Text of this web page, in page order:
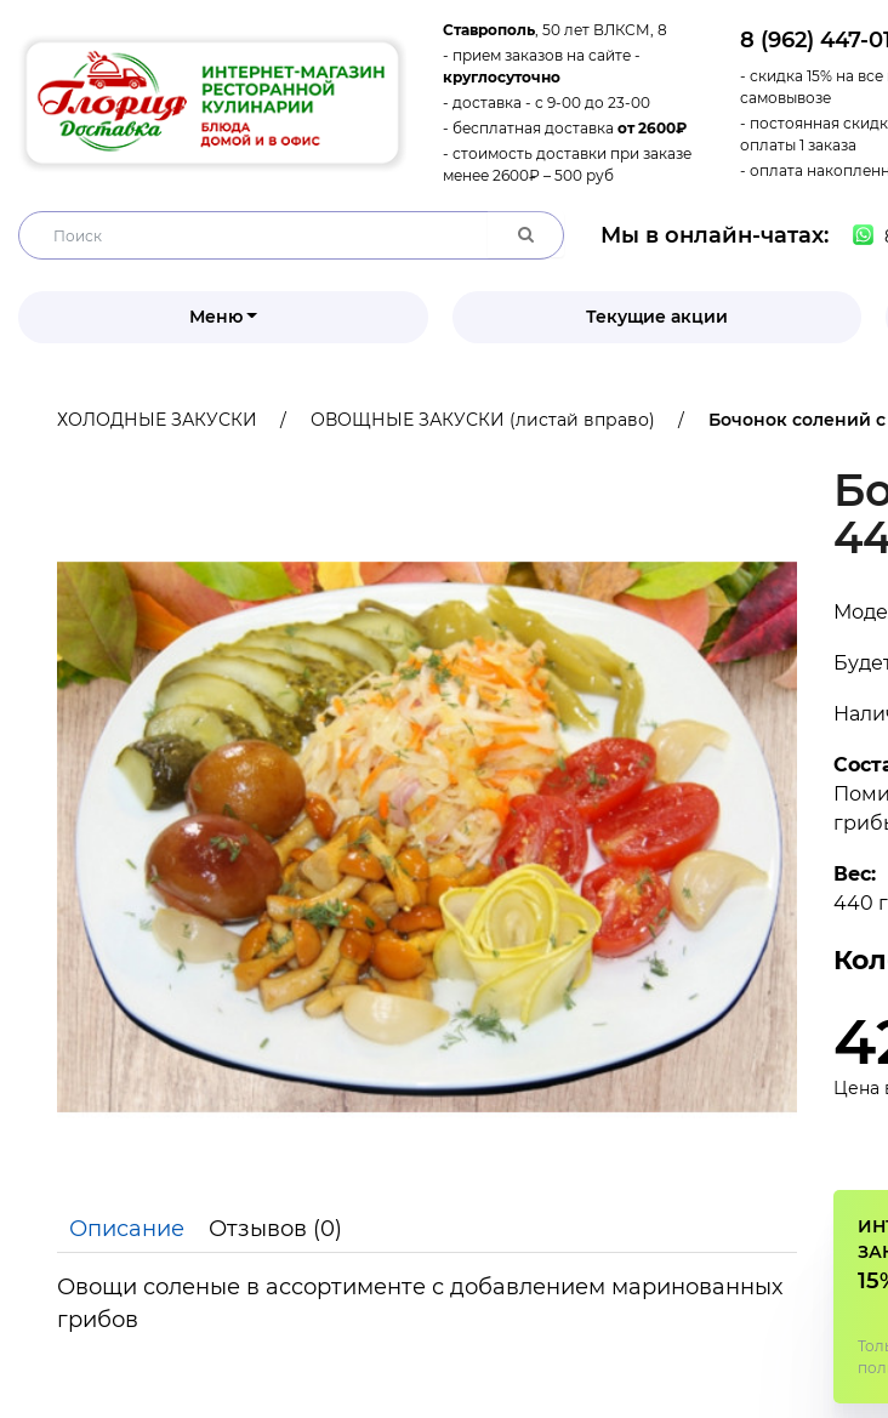
Ставрополь, 50 лет ВЛКСМ, 8
- прием заказов на сайте -
круглосуточно
- доставка - с 9-00 до 23-00
- бесплатная доставка от 2600₽
- стоимость доставки при заказе
менее 2600₽ – 500 руб
8 (962) 447-
- скидка 15% на
самовывозе
- постоянная
оплаты 1 заказа
- оплата
Мы в онлайн-чатах:
Меню Текущие акции
ХОЛОДНЫЕ ЗАКУСКИ ОВОЩНЫЕ ЗАКУСКИ (листай вправо) Бочонок солений
Описание Отзывов (0)
Овощи соленые в ассортименте с добавлением маринованных
грибов
Вес:
440
Цена